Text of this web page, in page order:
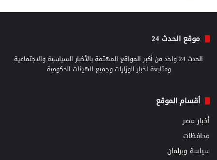
موقع الحدث 24
الحدث 24 واحد من أكبر المواقع المهتمة بالأخبار السياسية والاجتماعية
ومتابعة اخبار الوزارات وجميع الهيئات الحكومية
أقسام الموقع
أخبار مصر
محافظات
سياسة وبرلمان